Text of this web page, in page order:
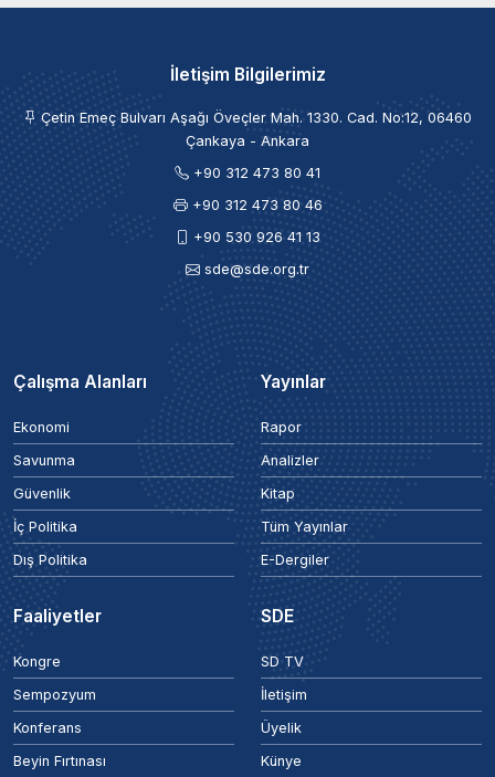
İletişim Bilgilerimiz
Çetin Emeç Bulvarı Aşağı Öveçler Mah. 1330. Cad. No:12, 06460
Çankaya - Ankara
+90 312 473 80 41
+90 312 473 80 46
+90 530 926 41 13
sde@sde.org.tr
Çalışma Alanları
Ekonomi
Savunma
Güvenlik
İç Politika
Dış Politika
Yayınlar
Rapor
Analizler
Kitap
Tüm Yayınlar
E-Dergiler
Faaliyetler
Kongre
Sempozyum
Konferans
Beyin Fırtınası
SDE
SD TV
İletişim
Üyelik
Künye